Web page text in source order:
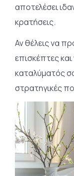
αποτελέσει
κρατήσεις.
Αν θέλεις να
επισκέπτες
καταλύματός
στρατηγικές